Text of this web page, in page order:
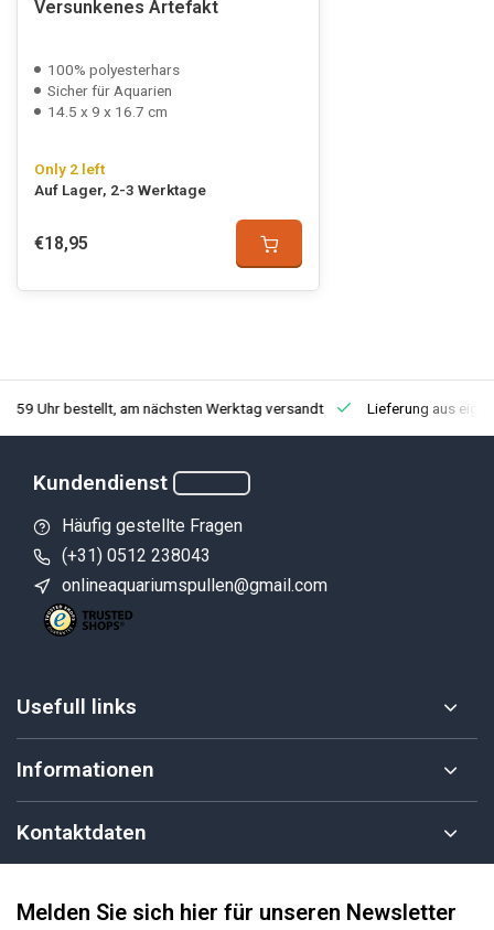
Versunkenes Artefakt
100% polyesterhars
Sicher für Aquarien
14.5 x 9 x 16.7 cm
Only 2 left
Auf Lager, 2-3 Werktage
€18,95
Uhr bestellt, am nächsten Werktag versandt Lieferung aus
Kundendienst
Häufig gestellte Fragen
(+31) 0512 238043
onlineaquariumspullen@gmail.com
Usefull links
Informationen
Kontaktdaten
Melden Sie sich hier für unseren Newsletter